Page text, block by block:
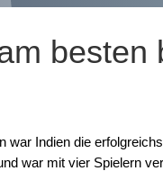
besten
war Indien die
war mit vier Spielern